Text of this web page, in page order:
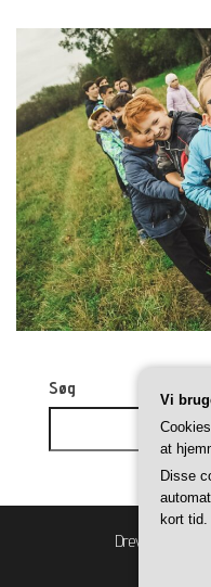
Søg
Drevet af
Vi
at
Disse
kort tid.